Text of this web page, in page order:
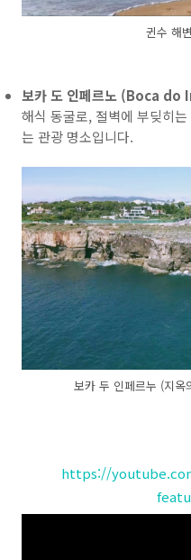
귄수 해
보카 도 인페르노 (Boca
해식 동굴로, 절벽에 부딪히
는 관광 명소입니다.
보카 두 인페르누 (지
https://